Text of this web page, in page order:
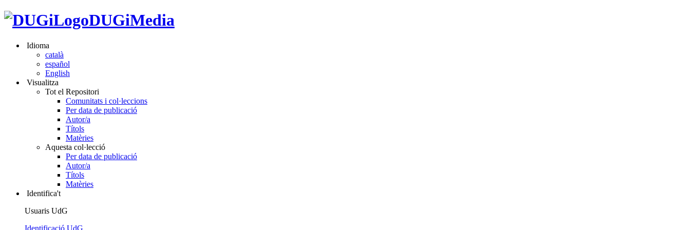
DUGiMedia
Idioma
català
español
English
Visualitza
Tot el Repositori
Comunitats i col·leccions
Per data de publicació
Autor/a
Títols
Matèries
Aquesta col·lecció
Per data de publicació
Autor/a
Títols
Matèries
Identifica't
Usuaris UdG
Identificació UdG